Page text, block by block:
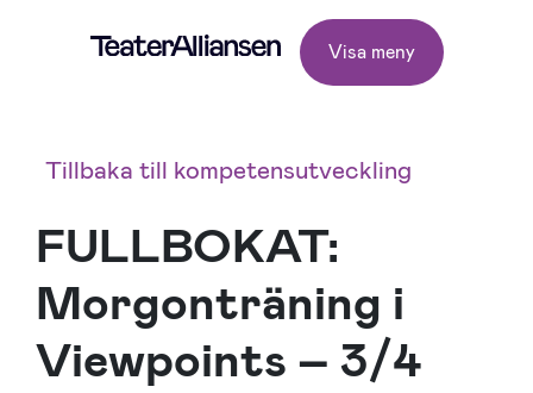
Visa meny
Tillbaka till kompetensutveckling
FULLBOKAT:
Morgonträning i
Viewpoints – 3/4